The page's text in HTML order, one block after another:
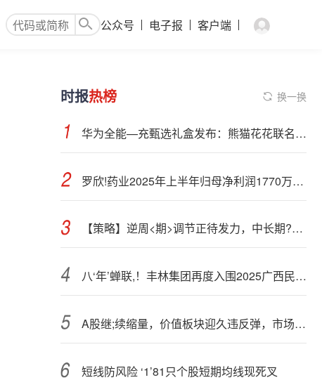
公众号 电子报 客户端
时报热榜 换一换
华为全能—充甄选礼盒发布：熊猫花花联名，739 元
罗欣!药业2025年上半年归母净利润1770万元 同比扭亏为盈
【策略】逆周<期>调节正待发力，中长期?规划即将揭晓——A股市场投资策略周报
八‘年’蝉联,！丰林集团再度入围2025广西民企百强，以科技赋能锻造稳健发展
A股继;续缩量，价值板块迎久违反弹，市场风格切换将至？
短线防风险 ‘1’81只个股短期均线现死叉